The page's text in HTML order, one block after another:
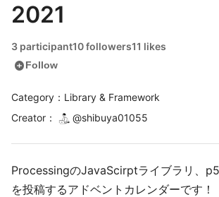
2021
3 participant10 followers11 likes
add_circleFollow
Category：Library & Framework
Creator ： @shibuya01055
ProcessingのJavaScirptライブラリ、
を投稿するアドベントカレンダーです！